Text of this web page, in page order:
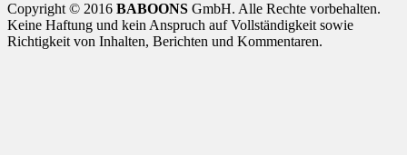
Copyright © 2016 BABOONS GmbH. Alle Rechte vorbehalten.
Keine Haftung und kein Anspruch auf Vollständigkeit sowie
Richtigkeit von Inhalten, Berichten und Kommentaren.